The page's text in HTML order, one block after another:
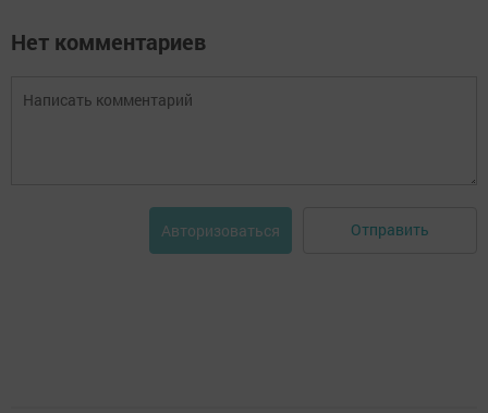
Нет комментариев
Авторизоваться Отправить